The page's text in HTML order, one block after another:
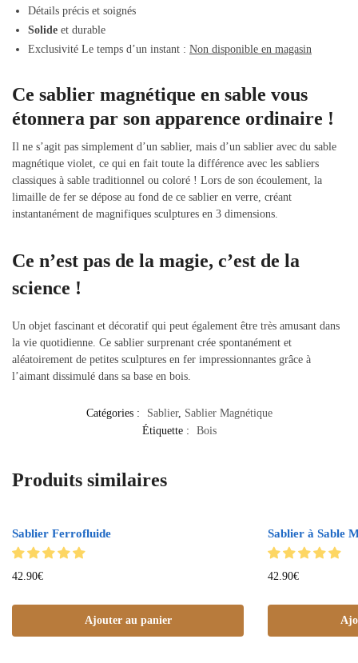
Détails précis et soignés
Solide et durable
Exclusivité Le temps d’un instant : Non disponible en magasin
Ce sablier magnétique en sable vous
étonnera par son apparence ordinaire !
Il ne s’agit pas simplement d’un sablier, mais d’un sablier avec du sable
magnétique violet, ce qui en fait toute la différence avec les sabliers
classiques à sable traditionnel ou coloré ! Lors de son écoulement, la
limaille de fer se dépose au fond de ce sablier en verre, créant
instantanément de magnifiques sculptures en 3 dimensions.
Ce n’est pas de la magie, c’est de la
science !
Un objet fascinant et décoratif qui peut également être très amusant dans
la vie quotidienne. Ce sablier surprenant crée spontanément et
aléatoirement de petites sculptures en fer impressionnantes grâce à
l’aimant dissimulé dans sa base en bois.
Catégories : Sablier, Sablier Magnétique
Étiquette :
Bois
Produits similaires
Sablier Ferrofluide
42.90€
Ajouter au panier
Sablier à Sable
42.90€